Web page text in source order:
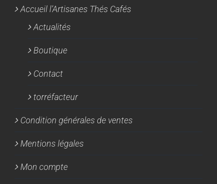
Accueil l’Artisanes Thés Cafés
Actualités
Boutique
Contact
torréfacteur
Condition générales de ventes
Mentions légales
Mon compte